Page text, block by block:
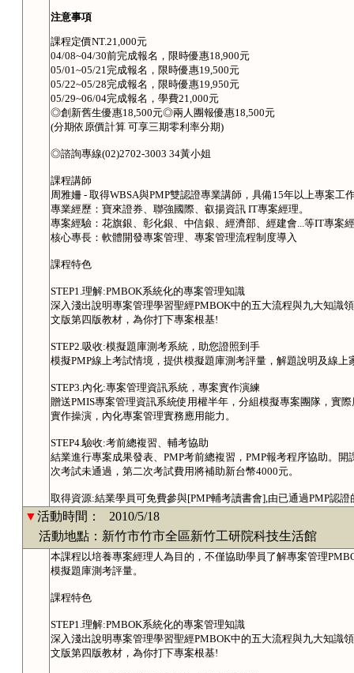
注意事項
課程定價NT.21,000元
04/08~04/30前完成報名，限時優惠18,900元
05/01~05/21完成報名，限時優惠19,500元
05/22~05/28完成報名，限時優惠19,950元
05/29~06/04完成報名，學費21,000元
◎創新舊生優惠18,500元◎兩人團報優惠18,500元
(分期依原價計算 可享三期零利率分期)
◎諮詢專線(02)2702-3003 34黃小姐
課程講師
周雅姍 - 取得WBSA與PMP雙認證專業講師，具備15年以上專案工
專業經歷：寶來證券、聯強國際、叡揚資訊 IT專案經理。
專案經驗：花旗銀、彰化銀、中信銀、經濟部、經建會...等IT專案
核心專長：軟體開發專案管理、專案管理流程制度導入
課程特色
STEP1.理解:PMBOK系統化的專案管理知識
深入淺出說明專案管理學習聖經PMBOK中的五大流程與九大知識
文版第四版教材，為你打下專案根基!
STEP2.吸收:模擬題庫測考系統，助您證照到手
模擬PMP線上考試情境，提供模擬題庫測考評量，解題說明及線
STEP3.內化:專案管理資訊系統，專案實作演練
贈送PMIS專案管理資訊系統使用權半年，分組模擬專案團隊，實
實作操演，內化專案管理實務應用能力。
STEP4.驗收:考前總複習、輔考協助
結業進行專案成果發表、PMP考前總複習，PMP報考程序協助。
次考試未通過，第二次考試費用將補助新台幣4000元。
取得資源:結業學員可免費參與[PMP輔考讀書會],由已通過PMP認
▼活動時間：
2010/5/18
活動地點：新竹市竹市全區新竹工研院科技生活館
本課程以培養專案經理人為目的，不僅協助學員了解專案管理
模擬題庫測考評量。
課程特色
STEP1.理解:PMBOK系統化的專案管理知識
深入淺出說明專案管理學習聖經PMBOK中的五大流程與九大知識
文版第四版教材，為你打下專案根基!